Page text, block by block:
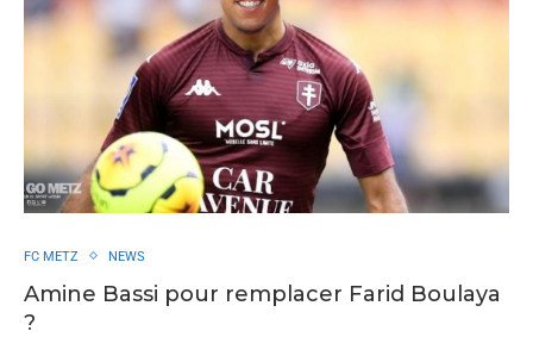
FC METZ NEWS
Amine Bassi pour remplacer Farid Boulaya
?